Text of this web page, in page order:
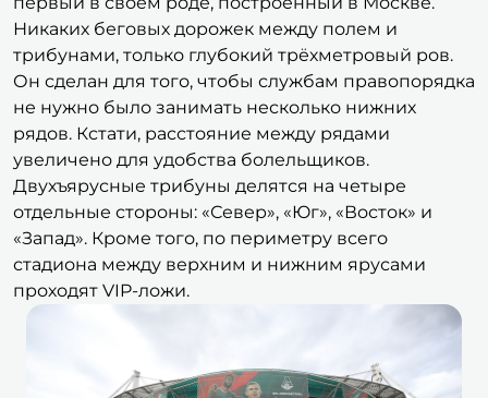
Никаких беговых дорожек между полем и
трибунами, только глубокий трёхметровый ров.
Он сделан для того, чтобы службам правопорядка
не нужно было занимать несколько нижних
рядов. Кстати, расстояние между рядами
увеличено для удобства болельщиков.
Двухъярусные трибуны делятся на четыре
отдельные стороны: «Север», «Юг», «Восток» и
«Запад». Кроме того, по периметру всего
стадиона между верхним и нижним ярусами
проходят VIP-ложи.